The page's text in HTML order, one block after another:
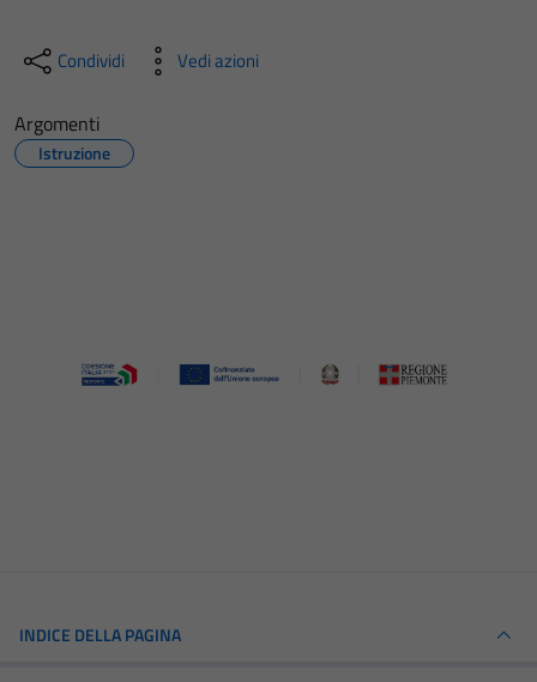
Condividi Vedi azioni
Argomenti
Istruzione
INDICE DELLA PAGINA